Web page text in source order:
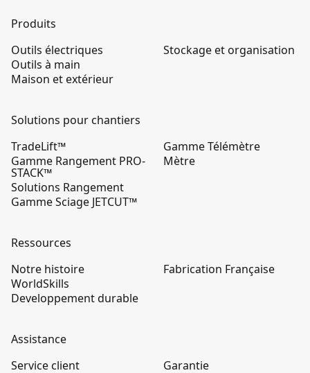
Produits
Outils électriques
Outils à main
Maison et extérieur
Stockage et organisation
Solutions pour chantiers
TradeLift™
Gamme Rangement PRO-
STACK™
Solutions Rangement
Gamme Sciage JETCUT™
Gamme Télémètre
Mètre
Ressources
Notre histoire
WorldSkills
Developpement durable
Fabrication Française
Assistance
Service client
Garantie